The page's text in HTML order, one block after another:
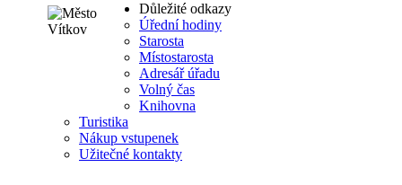
Důležité odkazy
Úřední hodiny
Starosta
Místostarosta
Adresář úřadu
Volný čas
Knihovna
Turistika
Nákup vstupenek
Užitečné kontakty